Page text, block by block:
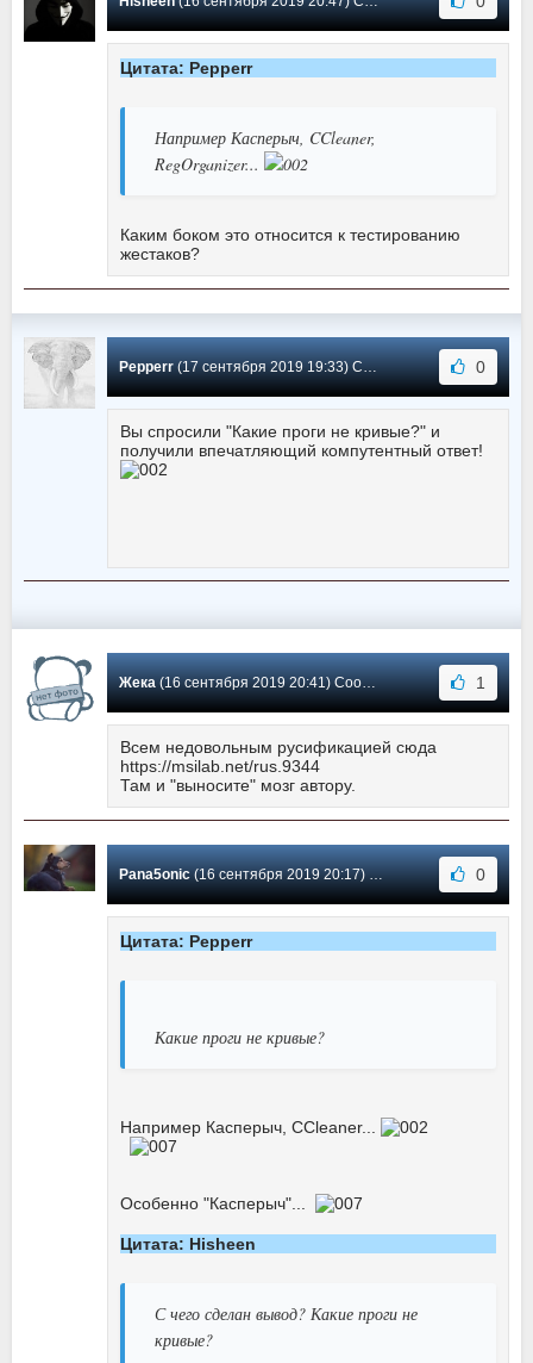
Цитата: Pepperr
Например Касперыч, CCleaner,
RegOrganizer...
Каким боком это относится к тестированию
жестаков?
Pepperr(17 сентября 2019 19:33) Сообщение #108 0
Вы спросили "Какие проги не кривые?" и
получили впечатляющий компутентный ответ!
Жека(16 сентября 2019 20:41) Сообщение #107 1
Всем недовольным русификацией сюда
https://msilab.net/rus.9344
Там и "выносите" мозг автору.
Pana5onic(16 сентября 2019 20:17) Сообщение #106 0
Цитата: Pepperr
Какие проги не кривые?
Например Касперыч, CCleaner...
Особенно "Касперыч"...
Цитата: Hisheen
С чего сделан вывод? Какие проги не
кривые?